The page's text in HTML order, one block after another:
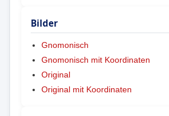
Bilder
Gnomonisch
Gnomonisch mit Koordinaten
Original
Original mit Koordinaten